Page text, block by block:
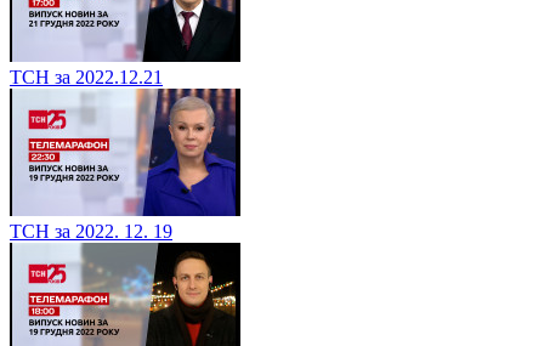
ТСН за 2022.12.21
ТСН за 2022. 12. 19